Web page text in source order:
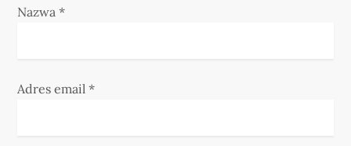
Nazwa*
Adres email*